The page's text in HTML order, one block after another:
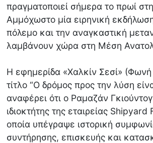
πραγματοποιεί σήμερα το πρωί
Αμμόχωστο μία ειρηνική
πόλεμο και την αναγκαστική
λαμβάνουν χώρα στη Μέση
Η εφημερίδα «Χαλκίν Σεσί»
τίτλο “Ο δρόμος προς την λύση
αναφέρει ότι ο Ραμαζάν
ιδιοκτήτης της εταιρείας
οποία υπέγραψε ιστορική
συντήρησης, επισκευής και